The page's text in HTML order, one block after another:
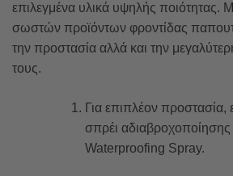
επιλεγμένα υλικά υψηλής ποιότητας.
σωστών προϊόντων φροντίδας
την προστασία αλλά και την
τους.
Για επιπλέον προστασία,
σπρέι
Waterproofing Spray.